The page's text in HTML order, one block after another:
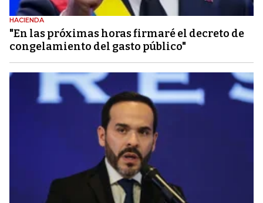
HACIENDA
"En las próximas horas firmaré el decreto de
congelamiento del gasto público"